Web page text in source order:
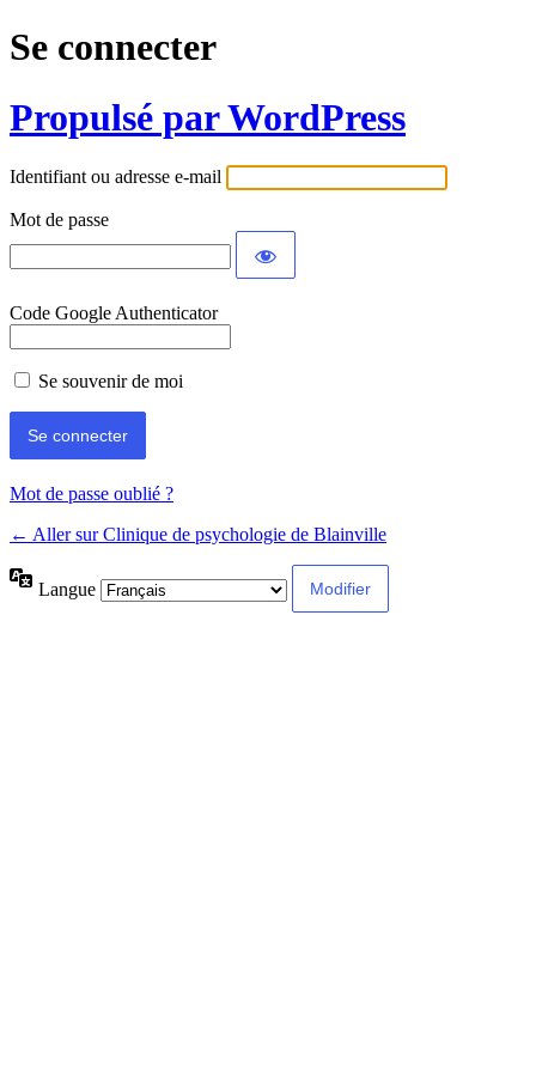
Se connecter
Propulsé par WordPress
Identifiant ou adresse e-mail
Mot de passe
Code Google Authenticator
Se souvenir de moi
Mot de passe oublié ?
← Aller sur Clinique de psychologie de Blainville
Langue